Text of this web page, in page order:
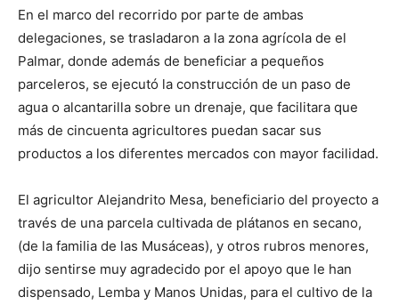
En el marco del recorrido por parte de ambas
delegaciones, se trasladaron a la zona agrícola de el
Palmar, donde además de beneficiar a pequeños
parceleros, se ejecutó la construcción de un paso de
agua o alcantarilla sobre un drenaje, que facilitara que
más de cincuenta agricultores puedan sacar sus
productos a los diferentes mercados con mayor facilidad.
El agricultor Alejandrito Mesa, beneficiario del proyecto a
través de una parcela cultivada de plátanos en secano,
(de la familia de las Musáceas), y otros rubros menores,
dijo sentirse muy agradecido por el apoyo que le han
dispensado, Lemba y Manos Unidas, para el cultivo de la